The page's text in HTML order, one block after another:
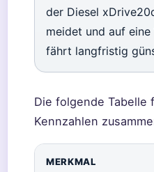
der Diesel
meidet und auf
fährt langfristig
Die folgende
Kennzahlen
MERKMAL